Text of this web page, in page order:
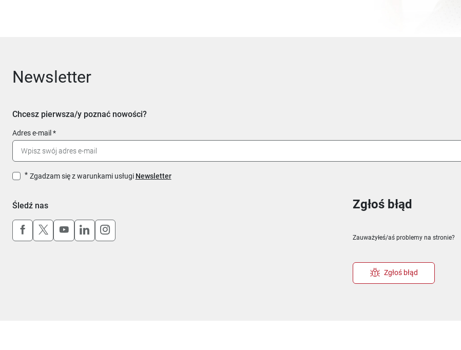
Newsletter
Chcesz pierwsza/y poznać nowości?
Adres e-mail
Zgadzam się z warunkami usługi Newsletter
Śledź nas
Uwaga, link otworzy się w nowym oknie
Uwaga, link otworzy się w nowym oknie
Uwaga, link otworzy się w nowym oknie
Uwaga, link otworzy się w nowym oknie
Uwaga, link otworzy się w nowym oknie
Zgłoś błąd
Zauważyłeś/aś problemy na stronie?
Zgłoś błąd